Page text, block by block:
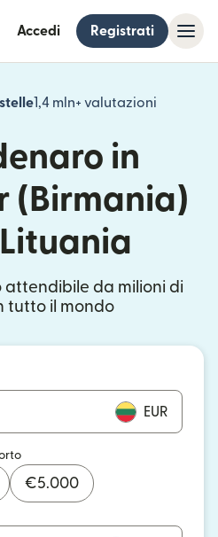
Accedi Registrati
1,4 mln+ valutazioni
in
(Birmania)
attendibile da milioni di
tutto il mondo
EUR
€5.000